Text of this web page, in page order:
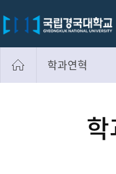
학과연혁